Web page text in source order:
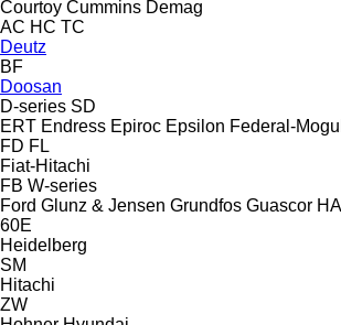
Courtoy Cummins Demag
AC HC TC
Deutz
BF
Doosan
D-series SD
ERT Endress Epiroc Epsilon Federal-Mogul
FD FL
Fiat-Hitachi
FB W-series
Ford Glunz & Jensen Grundfos Guascor
60E
Heidelberg
SM
Hitachi
ZW